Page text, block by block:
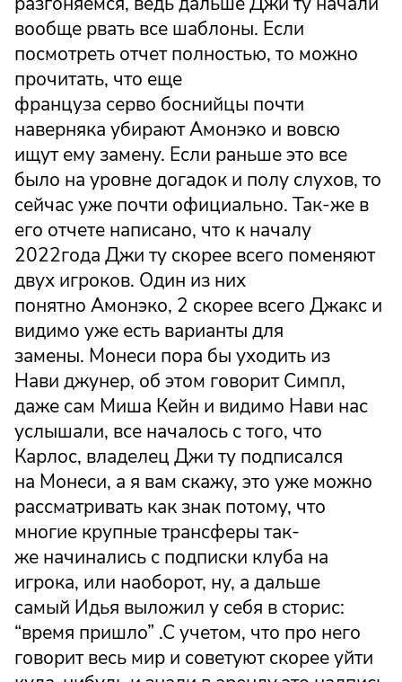
вообще рвать все шаблоны. Если
посмотреть отчет полностью, то можно
прочитать, что еще
француза серво боснийцы почти
наверняка убирают Амонэко и вовсю
ищут ему замену. Если раньше это все
было на уровне догадок и полу слухов, то
сейчас уже почти официально. Так-же в
его отчете написано, что к началу
2022года Джи ту скорее всего поменяют
двух игроков. Один из них
понятно Амонэко, 2 скорее всего Джакс и
видимо уже есть варианты для
замены. Монеси пора бы уходить из
Нави джунер, об этом говорит Симпл,
даже сам Миша Кейн и видимо Нави нас
услышали, все началось с того, что
Карлос, владелец Джи ту подписался
на Монеси, а я вам скажу, это уже можно
рассматривать как знак потому, что
многие крупные трансферы так-
же начинались с подписки клуба на
игрока, или наоборот, ну, а дальше
самый Идья выложил у себя в сторис:
“время пришло” .С учетом, что про него
говорит весь мир и советуют скорее уйти